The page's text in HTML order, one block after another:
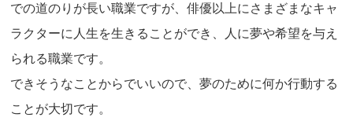
での道のりが長い職業ですが、俳優以上にさまざまなキャ
ラクターに人生を生きることができ、人に夢や希望を与え
られる職業です。
できそうなことからでいいので、夢のために何か行動する
ことが大切です。